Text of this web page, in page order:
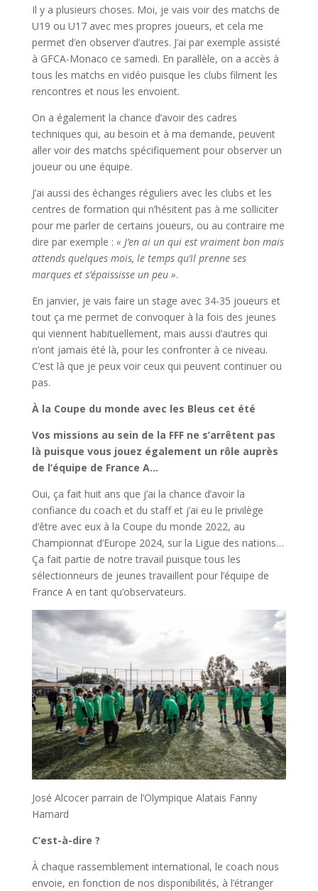
Il y a plusieurs choses. Moi, je vais voir des matchs de
U19 ou U17 avec mes propres joueurs, et cela me
permet d’en observer d’autres. J’ai par exemple assisté
à GFCA-Monaco ce samedi. En parallèle, on a accès à
tous les matchs en vidéo puisque les clubs filment les
rencontres et nous les envoient.
On a également la chance d’avoir des cadres
techniques qui, au besoin et à ma demande, peuvent
aller voir des matchs spécifiquement pour observer un
joueur ou une équipe.
J’ai aussi des échanges réguliers avec les clubs et les
centres de formation qui n’hésitent pas à me solliciter
pour me parler de certains joueurs, ou au contraire me
dire par exemple : « J’en ai un qui est vraiment bon mais
attends quelques mois, le temps qu’il prenne ses
marques et s’épaississe un peu ».
En janvier, je vais faire un stage avec 34-35 joueurs et
tout ça me permet de convoquer à la fois des jeunes
qui viennent habituellement, mais aussi d’autres qui
n’ont jamais été là, pour les confronter à ce niveau.
C’est là que je peux voir ceux qui peuvent continuer ou
pas.
À la Coupe du monde avec les Bleus cet été
Vos missions au sein de la FFF ne s’arrêtent pas
là puisque vous jouez également un rôle auprès
de l’équipe de France A…
Oui, ça fait huit ans que j’ai la chance d’avoir la
confiance du coach et du staff et j’ai eu le privilège
d’être avec eux à la Coupe du monde 2022, au
Championnat d’Europe 2024, sur la Ligue des nations…
Ça fait partie de notre travail puisque tous les
sélectionneurs de jeunes travaillent pour l’équipe de
France A en tant qu’observateurs.
José Alcocer parrain de l’Olympique Alatais Fanny
Hamard
C’est-à-dire ?
À chaque rassemblement international, le coach nous
envoie, en fonction de nos disponibilités, à l’étranger